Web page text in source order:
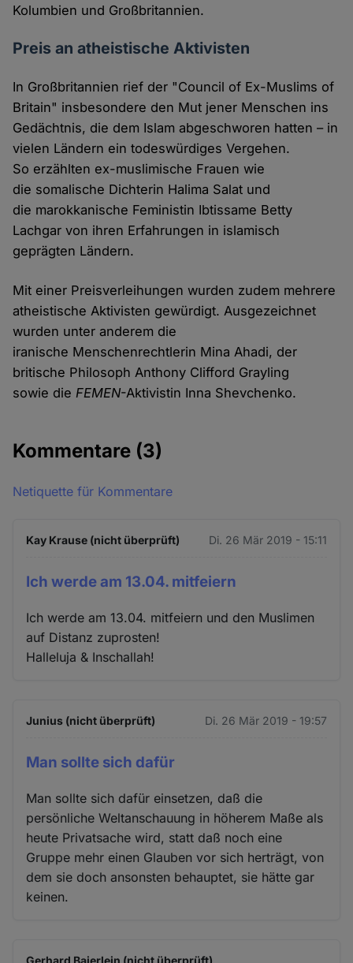
Kolumbien und Großbritannien.
Preis an atheistische Aktivisten
In Großbritannien rief der "Council of Ex-Muslims of
Britain" insbesondere den Mut jener Menschen ins
Gedächtnis, die dem Islam abgeschworen hatten – in
vielen Ländern ein todeswürdiges Vergehen.
So erzählten ex-muslimische Frauen wie
die somalische Dichterin Halima Salat und
die marokkanische Feministin Ibtissame Betty
Lachgar von ihren Erfahrungen in islamisch
geprägten Ländern.
Mit einer Preisverleihungen wurden zudem mehrere
atheistische Aktivisten gewürdigt. Ausgezeichnet
wurden unter anderem die
iranische Menschenrechtlerin Mina Ahadi, der
britische Philosoph Anthony Clifford Grayling
sowie dieFEMEN-Aktivistin Inna Shevchenko.
Kommentare (3)
Netiquette für Kommentare
Kay Krause (nicht überprüft) Di. 26 Mär 2019 - 15:11
Ich werde am 13.04. mitfeiern
Ich werde am 13.04. mitfeiern und den Muslimen
auf Distanz zuprosten!
Halleluja & Inschallah!
Junius (nicht überprüft) Di. 26 Mär 2019 - 19:57
Man sollte sich dafür
Man sollte sich dafür einsetzen, daß die
persönliche Weltanschauung in höherem Maße als
heute Privatsache wird, statt daß noch eine
Gruppe mehr einen Glauben vor sich herträgt, von
dem sie doch ansonsten behauptet, sie hätte gar
keinen.
Gerhard Baierlein (nicht überprüft)